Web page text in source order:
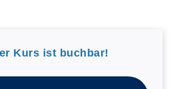
Kurs ist buchbar!